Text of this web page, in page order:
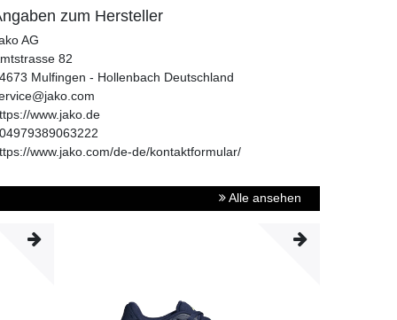
zum Hersteller
AG
82
Mulfingen - Hollenbach Deutschland
www.jako.de
www.jako.com/de-de/kontaktformular/
Alle ansehen